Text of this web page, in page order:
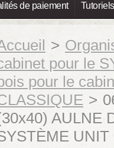
de paiement Tutoriels
>
pour le
pour le
>
AULNE